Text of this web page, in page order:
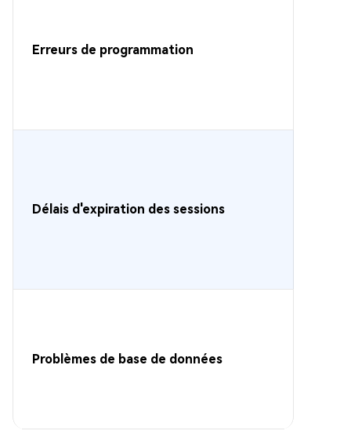
Erreurs de programmation
Délais d'expiration des sessions
Problèmes de base de données